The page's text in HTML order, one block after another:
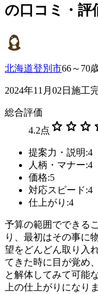
の口コミ・評
北海道登別市66～70
2024年11月02日施工
総合評価
4.2点 star star star
提案力・説明:4
人柄・マナー:4
価格:5
対応スピード:4
仕上がり:4
予算の範囲でできる
り、最初はその事に
望をどんどん取り入
てきた時に目が覚め
と解体してみて可能
上の仕上がりになり